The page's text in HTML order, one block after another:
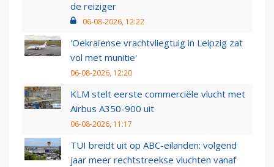
de reiziger
06-08-2026, 12:22
'Oekraïense vrachtvliegtuig in Leipzig zat
vol met munitie'
06-08-2026, 12:20
KLM stelt eerste commerciële vlucht met
Airbus A350-900 uit
06-08-2026, 11:17
TUI breidt uit op ABC-eilanden: volgend
jaar meer rechtstreekse vluchten vanaf